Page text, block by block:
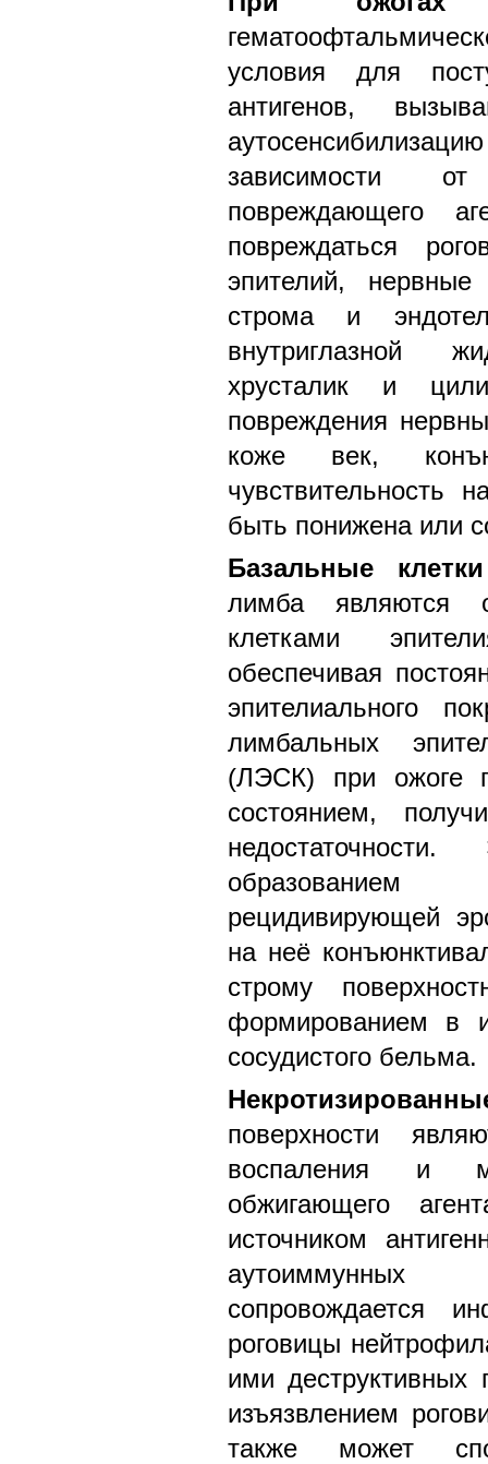
условия для
антигенов,
зависимости
повреждающего
повреждаться
эпителий,
строма и
внутриглазной
хрусталик и
повреждения
коже век,
чувствительность
быть понижена или
Базальные клетки
лимба являются
клетками
обеспечивая
эпителиального
лимбальных
(ЛЭСК) при ожоге
состоянием,
рецидивирующей
на неё
строму
формированием в
сосудистого бельма.
поверхности
воспаления и
обжигающего
источником
сопровождается
роговицы
ими
изъязвлением
также может